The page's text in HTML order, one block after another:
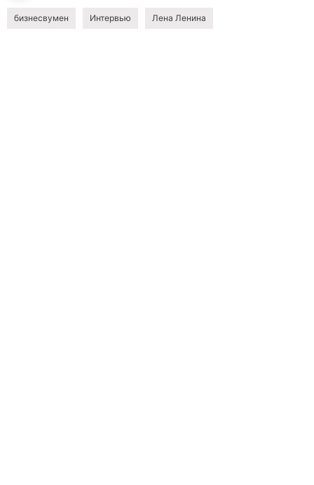
бизнесвумен Интервью Лена Ленина